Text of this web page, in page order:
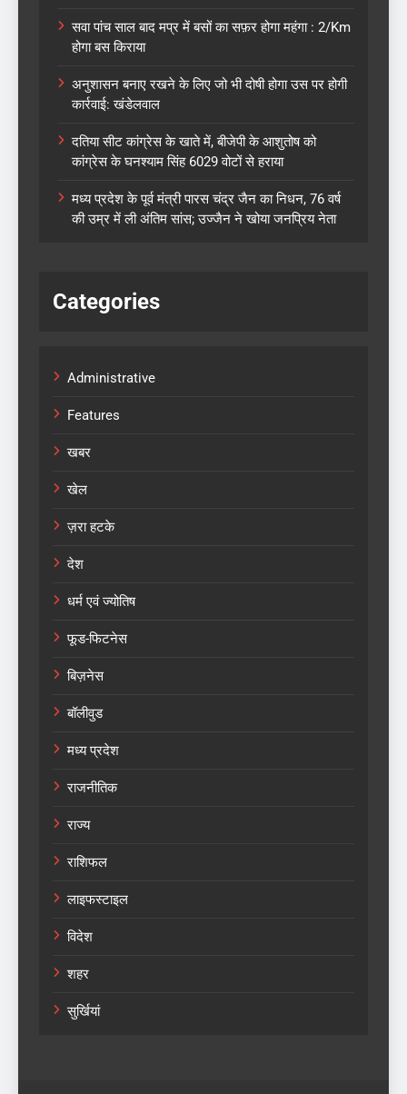
सवा पांच साल बाद मप्र में बसों का सफ़र होगा महंगा : 2/Km
होगा बस किराया
अनुशासन बनाए रखने के लिए जो भी दोषी होगा उस पर होगी
कार्रवाई: खंडेलवाल
दतिया सीट कांग्रेस के खाते में, बीजेपी के आशुतोष को
कांग्रेस के घनश्याम सिंह 6029 वोटों से हराया
मध्य प्रदेश के पूर्व मंत्री पारस चंद्र जैन का निधन, 76 वर्ष
की उम्र में ली अंतिम सांस; उज्जैन ने खोया जनप्रिय नेता
Categories
Administrative
Features
खबर
खेल
ज़रा हटके
देश
धर्म एवं ज्योतिष
फूड-फिटनेस
बिज़नेस
बॉलीवुड
मध्य प्रदेश
राजनीतिक
राज्य
राशिफल
लाइफस्टाइल
विदेश
शहर
सुर्खियां